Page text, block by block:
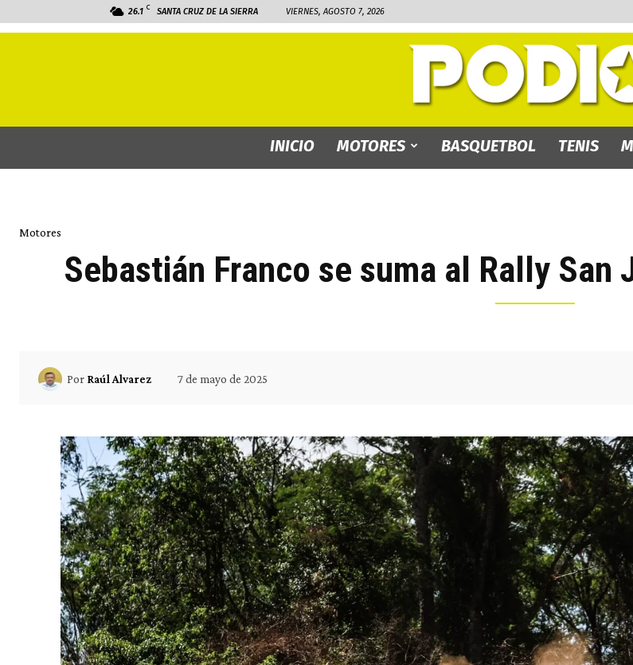
26.1 C SANTA CRUZ DE LA SIERRA VIERNES, AGOSTO 7, 2026
INICIO MOTORES BASQUETBOL TENIS
Motores
Sebastián Franco se suma al Rally San
Por Raúl Alvarez 7 de mayo de 2025